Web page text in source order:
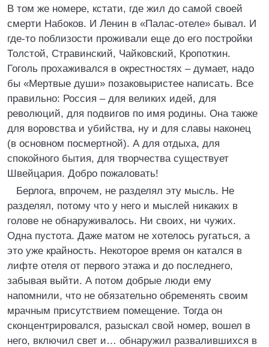
В том же номере, кстати, где жил до самой своей
смерти Набоков. И Ленин в «Палас-отеле» бывал. И
где-то поблизости проживали еще до его постройки
Толстой, Стравинский, Чайковский, Кропоткин.
Гоголь прохаживался в окрестностях – думает, надо
бы «Мертвые души» позаковыристее написать. Все
правильно: Россия – для великих идей, для
революций, для подвигов по имя родины. Она также
для воровства и убийства, ну и для славы наконец
(в основном посмертной). А для отдыха, для
спокойного бытия, для творчества существует
Швейцария. Добро пожаловать!
Берлога, впрочем, не разделял эту мысль. Не
разделял, потому что у него и мыслей никаких в
голове не обнаруживалось. Ни своих, ни чужих.
Одна пустота. Даже матом не хотелось ругаться, а
это уже крайность. Некоторое время он катался в
лифте отеля от первого этажа и до последнего,
забывая выйти. А потом добрые люди ему
напомнили, что не обязательно обременять своим
мрачным присутствием помещение. Тогда он
сконцентрировался, разыскал свой номер, вошел в
него, включил свет и… обнаружил развалившихся в